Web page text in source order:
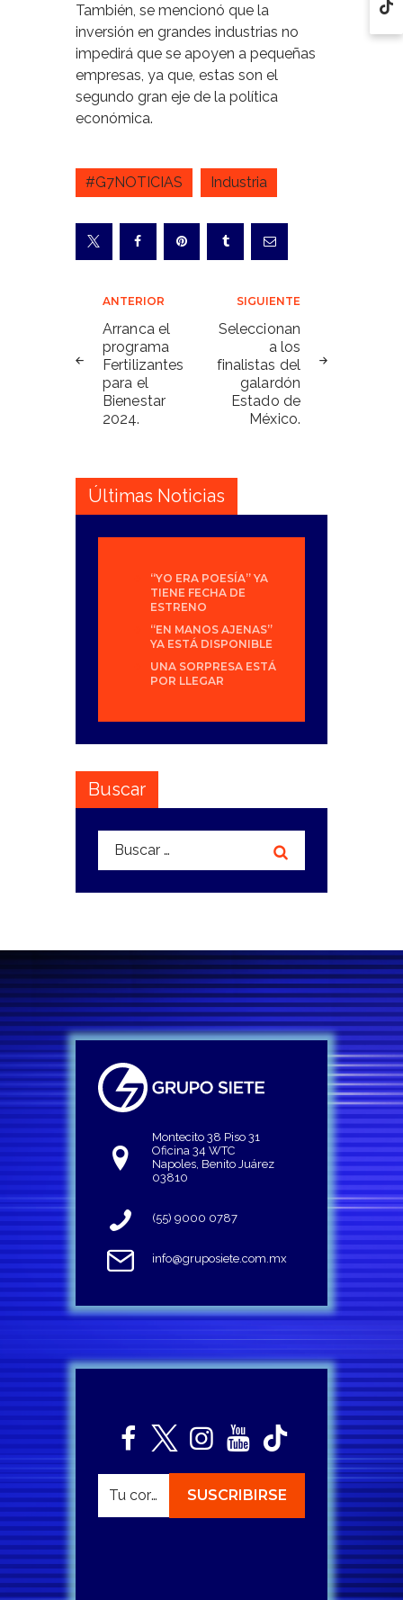
También, se mencionó que la
inversión en grandes industrias no
impedirá que se apoyen a pequeñas
empresas, ya que, estas son el
segundo gran eje de la política
económica.
#G7NOTICIAS Industria
Navegación
de
entradas
ANTERIOR
Arranca el
programa
Fertilizantes
para el
Bienestar
2024.
SIGUIENTE
Seleccionan
a los
finalistas del
galardón
Estado de
México.
Últimas Noticias
“YO ERA POESÍA” YA
TIENE FECHA DE
ESTRENO
“EN MANOS AJENAS”
YA ESTÁ DISPONIBLE
UNA SORPRESA ESTÁ
POR LLEGAR
Buscar
Buscar:
Montecito 38 Piso 31
Oficina 34 WTC
Napoles, Benito Juárez
03810
(55) 9000 0787
info@gruposiete.com.mx